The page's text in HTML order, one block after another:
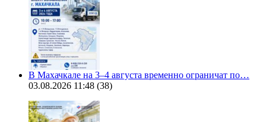
В Махачкале на 3–4 августа временно ограничат по…
03.08.2026 11:48 (38)